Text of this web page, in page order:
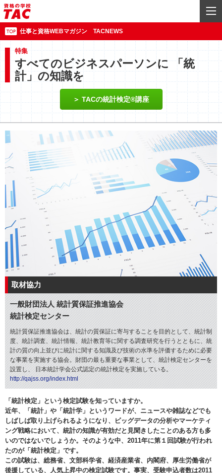
仕事と資格WEBマガジン TACNEWS
特集
すべてのビジネスパーソンに 「統
計」の知識を
TACの統計検定®講座
取材協力
一般財団法人 統計質保証推進協会
統計検定センター
統計質保証推進協会は、統計の質保証に寄与することを目的として、統計制
度、統計調査、統計情報、統計教育等に関する調査研究を行うとともに、統
計の質の向上並びに統計に関する知識及び技術の水準を評価するために必要
な事業を実施する協会。財団の最も重要な事業として、統計検定センターを
設置し、 日本統計学会公式認定の統計検定を実施している。
http://qajss.org/index.html
「統計検定」という検定試験を知っていますか。
近年、「統計」や「統計学」というワードが、ニュースや雑誌などでも
しばしば取り上げられるようになり、ビッグデータの分析やマーケティ
ング戦略において、統計の知識が有効だと見聞きしたことのある方も多
いのではないでしょうか。そのような中、2011年に第１回試験が行われ
たのが「統計検定」です。
この試験は、総務省、文部科学省、経済産業省、内閣府、厚生労働省が
後援している、人気上昇中の検定試験です。事実、受験申込者数は2011